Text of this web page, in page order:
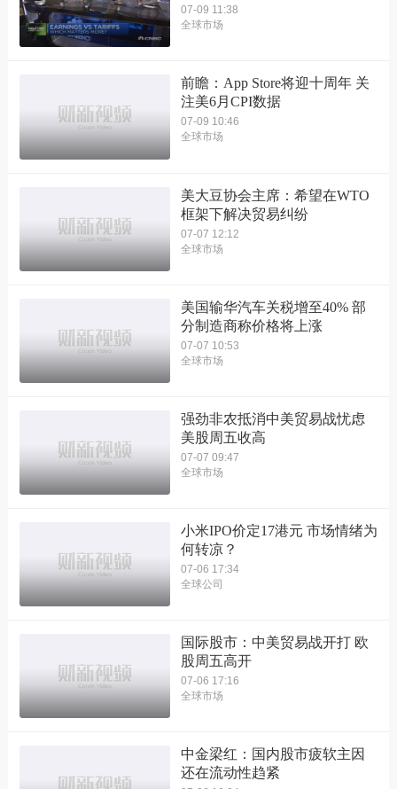
07-09 11:38
全球市场
前瞻：App Store将迎十周年 关
注美6月CPI数据
07-09 10:46
全球市场
美大豆协会主席：希望在WTO
框架下解决贸易纠纷
07-07 12:12
全球市场
美国输华汽车关税增至40% 部
分制造商称价格将上涨
07-07 10:53
全球市场
强劲非农抵消中美贸易战忧虑
美股周五收高
07-07 09:47
全球市场
小米IPO价定17港元 市场情绪为
何转凉？
07-06 17:34
全球公司
国际股市：中美贸易战开打 欧
股周五高开
07-06 17:16
全球市场
中金梁红：国内股市疲软主因
还在流动性趋紧